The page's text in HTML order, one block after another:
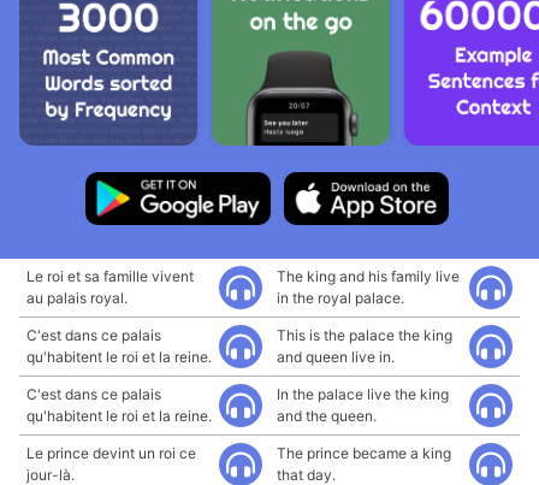
Le roi et sa famille vivent
au palais royal.
The king and his family live
in the royal palace.
C'est dans ce palais
qu'habitent le roi et la reine.
This is the palace the king
and queen live in.
C'est dans ce palais
qu'habitent le roi et la reine.
In the palace live the king
and the queen.
Le prince devint un roi ce
jour-là.
The prince became a king
that day.